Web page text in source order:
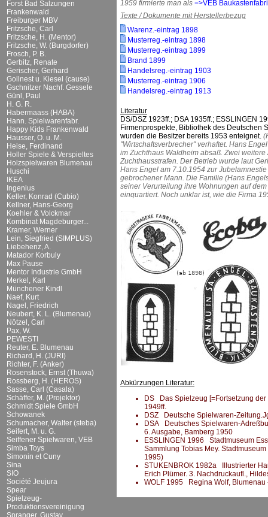
Forst Bad Salzungen
Frankenwald
Freiburger MBV
Fritzsche, Carl
Fritzsche, H. (Mentor)
Fritzsche, W. (Burgdorfer)
Frosch, P. B.
Gerbitz, Renate
Gerischer, Gerhard
Gollnest u. Kiesel (cause)
Gschnitzer Nachf. Gessele
Günl, Paul
H. G. R.
Habermaass (HABA)
Hann. Spielwarenfabr.
Happy Kids Frankenwald
Hausser, O. u. M.
Heise, Ferdinand
Holler Spiele & Verspieltes
Holzspielwaren Blumenau
Huschi
IKEA
Ingenius
Keller, Konrad (Cubio)
Kellner, Hans-Georg
Koehler & Volckmar
Kombinat Magdeburger...
Kramer, Werner
Lein, Siegfried (SIMPLUS)
Liebehenz, A.
Matador Korbuly
Max Pause
Mentor Industrie GmbH
Merkel, Karl
Münchener Kindl
Naef, Kurt
Nagel, Friedrich
Neubert, K. L. (Blumenau)
Nötzel, Carl
Pax, W.
PEWESTI
Reuter, E. Blumenau
Richard, H. (JURI)
Richter, F. (Anker)
Rosenstock, Ernst (Thuwa)
Rossberg, H. (HEROS)
Sasse, Carl (Casala)
Schäffer, M. (Projektor)
Schmidt Spiele GmbH
Schowanek
Schumacher, Walter (steba)
Seifert, M. u. G.
Seiffener Spielwaren, VEB
Simba Toys
Simonin et Cuny
Sina
SIO
Société Jeujura
Spear
Spielzeug-
Produktionsvereinigung
Spranger, Gustav
1959 firmierte man als =>VEB
Texte / Dokumente mit Herstellerbezug
Warenz.-eintrag 1898
Musterreg.-eintrag 1898
Musterreg.-eintrag 1899
Brand 1899
Handelsreg.-eintrag 1903
Musterreg.-eintrag 1906
Handelsreg.-eintrag 1913
Literatur
DS/DSZ 1923ff.; DSA 1935ff.; ESSLINGEN
Firmenprospekte, Bibliothek des Deutschen
wurden die Besitzer bereits 1953 enteignet.
"Wirtschaftsverbrecher" verhaftet. Hans
im Zuchthaus Waldheim absaß. Zwei
Zuchthausstrafen. Der Betrieb wurde laut
Hans Engel am 7.10.1954 zur
gebrochener Mann. Die Familie (Hans
seiner Verurteilung ihre Wohnungen auf
einquartiert. Noch unklar ist, wie die Firma
Abkürzungen Literatur:
DS Das Spielzeug [=Fortsetzung der
1949ff.
DSZ Deutsche Spielwaren-
DSA Deutsches Spielwaren-
6. Ausgabe, Bamberg 1950
ESSLINGEN 1996 Stadtmuseum
Sammlung Tobias Mey.
1995)
STUKENBROK 1982a Illustrierter
Erich Plümer. 3. Nachdruckaufl.,
WOLF 1995 Regina Wolf, Blumenau